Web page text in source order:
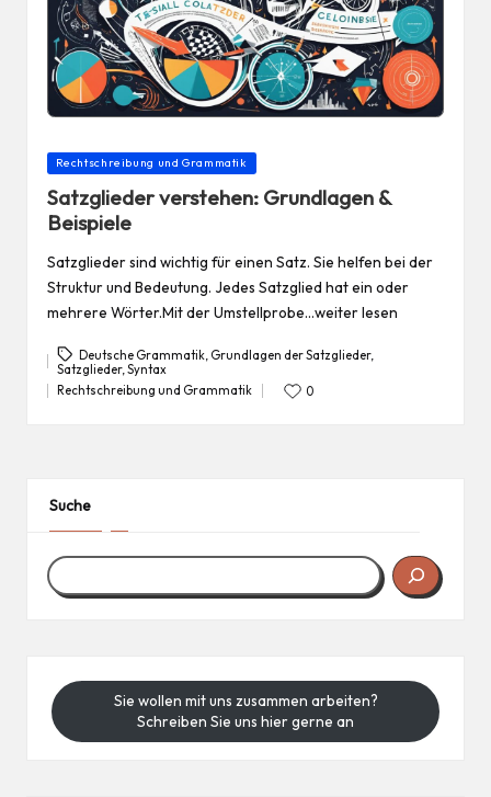
Posted
Rechtschreibung und Grammatik
Satzglieder verstehen: Grundlagen &
Beispiele
Satzglieder sind wichtig für einen Satz. Sie helfen bei der
Struktur und Bedeutung. Jedes Satzglied hat ein oder
mehrere Wörter.Mit der Umstellprobe…weiter lesen
Tags:
Deutsche Grammatik Grundlagen der Satzglieder,
Satzglieder,Syntax
Posted
Rechtschreibung und Grammatik 0
Suche
Sie wollen mit uns zusammen arbeiten?
Schreiben Sie uns hier gerne an